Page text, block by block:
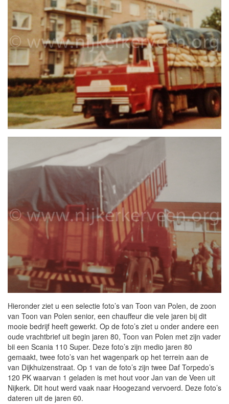
Hieronder ziet u een selectie foto’s van Toon van Polen, de zoon
van Toon van Polen senior, een chauffeur die vele jaren bij dit
mooie bedrijf heeft gewerkt. Op de foto’s ziet u onder andere een
oude vrachtbrief uit begin jaren 80, Toon van Polen met zijn vader
bii een Scania 110 Super. Deze foto’s zijn medio jaren 80
gemaakt, twee foto’s van het wagenpark op het terrein aan de
van Dijkhuizenstraat. Op 1 van de foto’s zijn twee Daf Torpedo’s
120 PK waarvan 1 geladen is met hout voor Jan van de Veen uit
Nijkerk. Dit hout werd vaak naar Hoogezand vervoerd. Deze foto’s
dateren uit de jaren 60.